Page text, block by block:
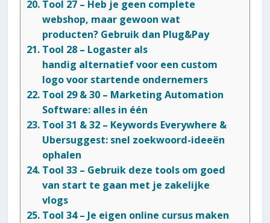
Tool 27 – Heb je geen complete
webshop, maar gewoon wat
producten? Gebruik dan Plug&Pay
Tool 28 – Logaster als
handig alternatief voor een custom
logo voor startende ondernemers
Tool 29 & 30 – Marketing Automation
Software: alles in één
Tool 31 & 32 – Keywords Everywhere &
Ubersuggest: snel zoekwoord-ideeën
ophalen
Tool 33 – Gebruik deze tools om goed
van start te gaan met je zakelijke
vlogs
Tool 34 – Je eigen online cursus maken